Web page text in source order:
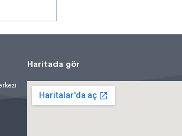
Haritada gör